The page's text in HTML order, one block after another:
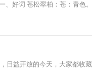
好词 苍松翠柏：苍：青色
益开放的今天，大家都收